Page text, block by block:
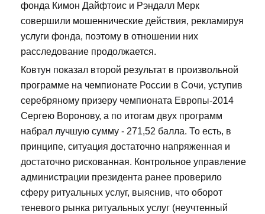
фонда Кимон Дайфтоис и Рэндалл Мерк
совершили мошеннические действия, рекламируя
услуги фонда, поэтому в отношении них
расследование продолжается.
Ковтун показал второй результат в произвольной
программе на чемпионате России в Сочи, уступив
серебряному призеру чемпионата Европы-2014
Сергею Воронову, а по итогам двух программ
набрал лучшую сумму - 271,52 балла. То есть, в
принципе, ситуация достаточно напряженная и
достаточно рискованная. Контрольное управление
администрации президента ранее проверило
сферу ритуальных услуг, выяснив, что оборот
теневого рынка ритуальных услуг (неучтенный